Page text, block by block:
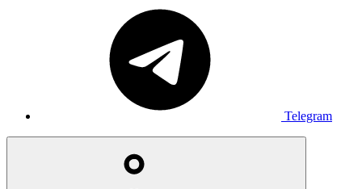
Telegram